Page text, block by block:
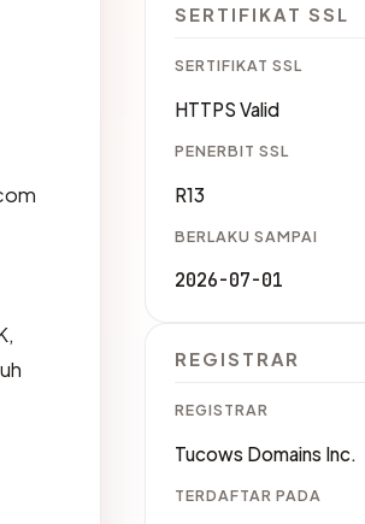
SERTIFIKAT SSL
SERTIFIKAT SSL
HTTPS Valid
PENERBIT SSL
R13
BERLAKU SAMPAI
2026-07-01
REGISTRAR
REGISTRAR
Tucows Domains Inc.
TERDAFTAR PADA